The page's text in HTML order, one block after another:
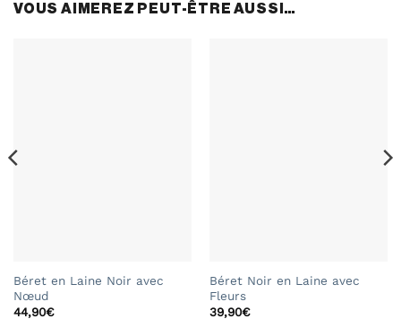
VOUS AIMEREZ PEUT-ÊTRE AUSSI…
Béret en Laine Noir avec
Nœud
44,90€
Béret Noir en Laine avec
Fleurs
39,90€